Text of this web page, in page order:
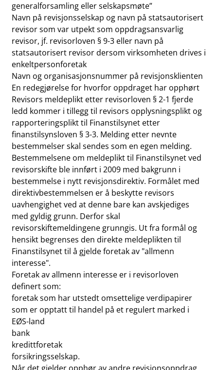
generalforsamling eller selskapsmøte”
Navn på revisjonsselskap og navn på statsautorisert
revisor som var utpekt som oppdragsansvarlig
revisor, jf. revisorloven § 9-3 eller navn på
statsautorisert revisor dersom virksomheten drives i
enkeltpersonforetak
Navn og organisasjonsnummer på revisjonsklienten
En redegjørelse for hvorfor oppdraget har opphørt
Revisors meldeplikt etter revisorloven § 2-1 fjerde
ledd kommer i tillegg til revisors opplysningsplikt og
rapporteringsplikt til Finanstilsynet etter
finanstilsynsloven § 3-3. Melding etter nevnte
bestemmelser skal sendes som en egen melding.
Bestemmelsene om meldeplikt til Finanstilsynet ved
revisorskifte ble innført i 2009 med bakgrunn i
bestemmelse i nytt revisjonsdirektiv. Formålet med
direktivbestemmelsen er å beskytte revisors
uavhengighet ved at denne bare kan avskjediges
med gyldig grunn. Derfor skal
revisorskiftemeldingene grunngis. Ut fra formål og
hensikt begrenses den direkte meldeplikten til
Finanstilsynet til å gjelde foretak av "allmenn
interesse".
Foretak av allmenn interesse er i revisorloven
definert som:
foretak som har utstedt omsettelige verdipapirer
som er opptatt til handel på et regulert marked i
EØS-land
bank
kredittforetak
forsikringsselskap.